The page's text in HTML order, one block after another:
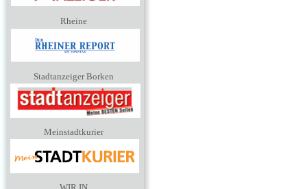
Rheine
Stadtanzeiger Borken
Meinstadtkurier